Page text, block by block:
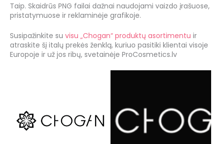
Taip. Skaidrūs PNG failai dažnai naudojami vaizdo įrašuose,
pristatymuose ir reklaminėje grafikoje.
Susipažinkite su visu „Chogan“ produktų asortimentu ir
atraskite šį italų prekės ženklą, kuriuo pasitiki klientai visoje
Europoje ir už jos ribų, svetainėje ProCosmetics.lv